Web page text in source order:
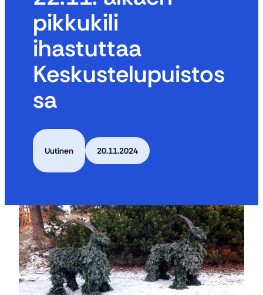
pikkukili
ihastuttaa
Keskustelupuistos
sa
Uutinen 20.11.2024